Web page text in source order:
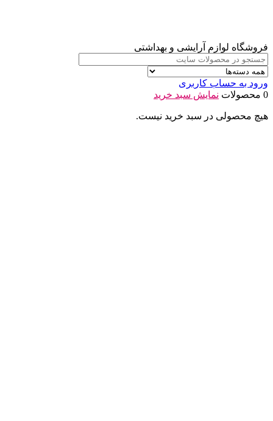
فروشگاه لوازم آرایشی و بهداشتی
ورود به حساب کاربری
0 محصولات
نمایش سبد خرید
هیچ محصولی در سبد خرید نیست.